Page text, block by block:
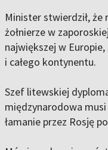
Minister stwierdził,
żołnierze w
największej w
i całego kontynentu.
Szef litewskiej
międzynarodowa
łamanie przez Rosję